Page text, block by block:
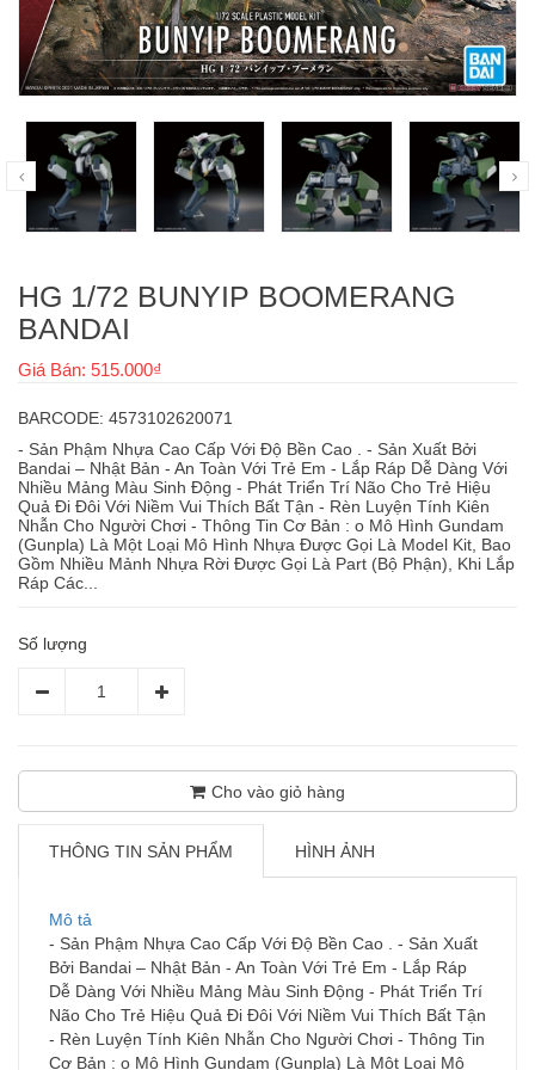
HG 1/72 BUNYIP BOOMERANG
BANDAI
Giá Bán: 515.000₫
BARCODE: 4573102620071
- Sản Phậm Nhựa Cao Cấp Với Độ Bền Cao . - Sản Xuất Bởi
Bandai – Nhật Bản - An Toàn Với Trẻ Em - Lắp Ráp Dễ Dàng Với
Nhiều Mảng Màu Sinh Động - Phát Triển Trí Não Cho Trẻ Hiệu
Quả Đi Đôi Với Niềm Vui Thích Bất Tận - Rèn Luyện Tính Kiên
Nhẫn Cho Người Chơi - Thông Tin Cơ Bản : o Mô Hình Gundam
(Gunpla) Là Một Loại Mô Hình Nhựa Được Gọi Là Model Kit, Bao
Gồm Nhiều Mảnh Nhựa Rời Được Gọi Là Part (Bộ Phận), Khi Lắp
Ráp Các...
Số lượng
Cho vào giỏ hàng
THÔNG TIN SẢN PHẨM HÌNH ẢNH
Mô tả
- Sản Phậm Nhựa Cao Cấp Với Độ Bền Cao . - Sản Xuất
Bởi Bandai – Nhật Bản - An Toàn Với Trẻ Em - Lắp Ráp
Dễ Dàng Với Nhiều Mảng Màu Sinh Động - Phát Triển Trí
Não Cho Trẻ Hiệu Quả Đi Đôi Với Niềm Vui Thích Bất Tận
- Rèn Luyện Tính Kiên Nhẫn Cho Người Chơi - Thông Tin
Cơ Bản : o Mô Hình Gundam (Gunpla) Là Một Loại Mô